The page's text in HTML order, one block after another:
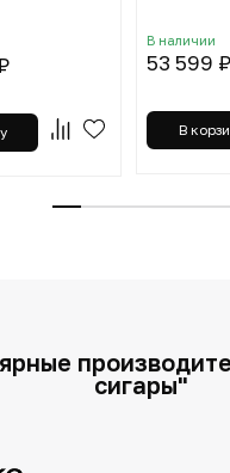
В наличии
53 599 ₽
В
сигары"